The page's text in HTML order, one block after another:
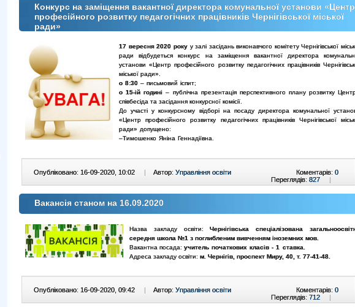
Конкурс на заміщення вакантної директора комунальної установи «Центр
професійного розвитку педагогічних працівників Чернігівської міської
ради»
17 вересня 2020 року у залі засідань виконавчого комітету Чернігівської
ради відбудеться конкурс на заміщення вакантної директора
установи «Центр професійного розвитку педагогічних працівників
міської ради».
о 8:30– письмовий іспит;
о 15-ій годині – публічна презентація перспективного плану розвитку
співбесіда та засідання конкурсної комісії.
До участі у конкурсному відборі на посаду директора комунальної
«Центр професійного розвитку педагогічних працівників Чернігівської
ради» допущено:
–Тимошенко Яніна Геннадіївна.
Опубліковано: 16-09-2020, 10:02 | Автор: Управління освіти Коментарів: 0
Переглядів: 827 |
Вакансія станом на 16.09.2020
Назва закладу освіти:Чернігівська спеціалізована
середня школа №1 з поглибленим вивченням іноземних мов.
Вакантна посада: учитель початкових класів- 1 ставка.
Адреса закладу освіти: м. Чернігів, проспект Миру, 40, т. 77-41-48.
Опубліковано: 16-09-2020, 09:42 | Автор: Управління освіти Коментарів: 0
Переглядів: 712 |